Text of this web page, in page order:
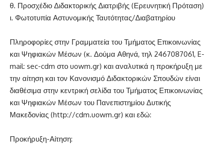
θ. Προσχέδιο Διδακτορικής Διατριβής (Ερευνητική Πρόταση)
ι. Φωτοτυπία Αστυνομικής Ταυτότητας/Διαβατηρίου
Πληροφορίες στην Γραμματεία του Τμήματος Επικοινωνίας
και Ψηφιακών Μέσων (κ. Δούμα Αθηνά, τηλ 2467087061, E-
mail: sec-cdm στο uowm.gr) και αναλυτικά η προκήρυξη με
την αίτηση και τον Κανονισμό Διδακτορικών Σπουδών είναι
διαθέσιμα στην κεντρική σελίδα του Τμήματος Επικοινωνίας
και Ψηφιακών Μέσων του Πανεπιστημίου Δυτικής
Μακεδονίας (http://cdm.uowm.gr) και εδώ:
Προκήρυξη-Αίτηση: